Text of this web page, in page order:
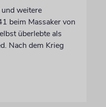
weitere
beim Massaker von
überlebte als
Nach dem Krieg